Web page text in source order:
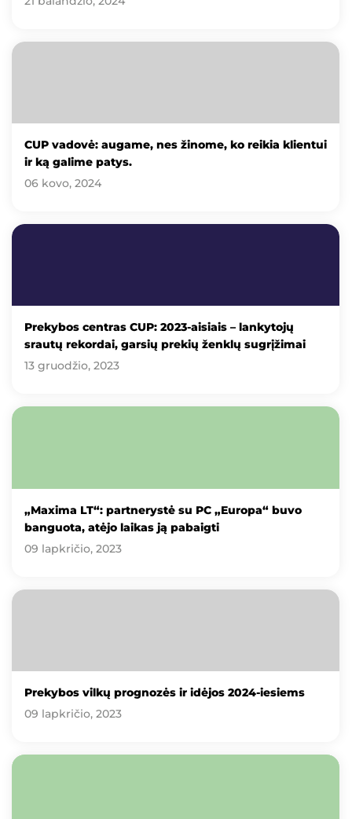
CUP vadovė: augame, nes žinome, ko reikia klientui
ir ką galime patys.
06 kovo, 2024
Prekybos centras CUP: 2023-aisiais – lankytojų
srautų rekordai, garsių prekių ženklų sugrįžimai
13 gruodžio, 2023
„Maxima LT“: partnerystė su PC „Europa“ buvo
banguota, atėjo laikas ją pabaigti
09 lapkričio, 2023
Prekybos vilkų prognozės ir idėjos 2024-iesiems
09 lapkričio, 2023